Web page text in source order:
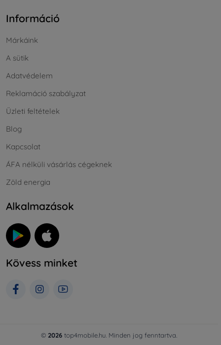
Információ
Márkáink
A sütik
Adatvédelem
Reklamáció szabályzat
Üzleti feltételek
Blog
Kapcsolat
ÁFA nélküli vásárlás cégeknek
Zöld energia
Alkalmazások
Kövess minket
© 2026 top4mobile.hu. Minden jog fenntartva.